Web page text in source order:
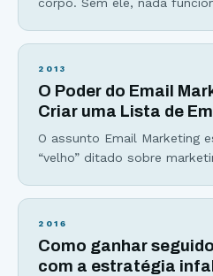
dias, horas, minutos e
e fixa sua atenção nas
2013
O Poder do Email
Criar uma Lista de
O assunto Email Marketing
“velho” ditado sobre
você não captura emails
do
2016
Como ganhar
com a estratégia